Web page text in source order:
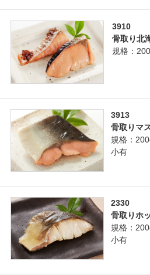
3910
骨取り北
規格：
3913
骨取りマ
規格：
小有
2330
骨取りホ
規格：
小有